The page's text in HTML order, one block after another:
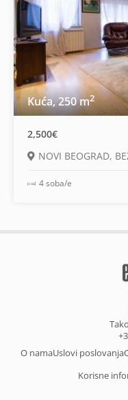
Kuća, 250 m2
2,500€
NOVI BEOGRAD,
4 soba/e
O namaUslovi poslovanja
Korisne